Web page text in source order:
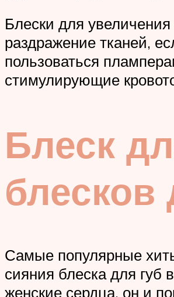
Блески для
раздражение тканей,
пользоваться
стимулирующие
Блеск
блесков
Самые популярные
сияния блеска для губ
женские сердца, он и